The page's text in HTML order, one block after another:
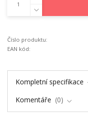
Číslo produktu:
EAN kód:
Kompletní specifikace
Komentáře
0